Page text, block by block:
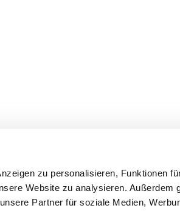
zu personalisieren, Funktionen
Website zu analysieren. Außerdem
Partner für soziale Medien,